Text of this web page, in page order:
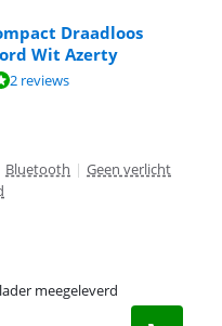
Draadloos
Wit Azerty
op 2 reviews.
2 reviews
Bluetooth | Geen verlicht
meegeleverd